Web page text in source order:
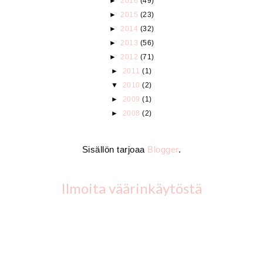
► 2015 (23)
► 2014 (32)
► 2013 (56)
► 2012 (71)
► 2011(1)
▼ 2010(2)
► 2009(1)
► 2008(2)
Sisällön tarjoaa Blogger.
Ilmoita väärinkäytöstä